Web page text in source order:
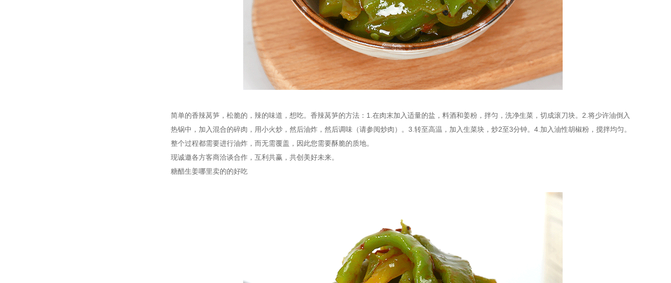
简单的香辣莴笋，松脆的，辣的味道，想吃。香辣莴笋的方法：1.在肉末加入适量的盐，料酒和姜粉，拌匀，洗净生菜，切成滚刀块。2.将少许油倒入
热锅中，加入混合的碎肉，用小火炒，然后油炸，然后调味（请参阅炒肉）。3.转至高温，加入生菜块，炒2至3分钟。4.加入油性胡椒粉，搅拌均匀。
整个过程都需要进行油炸，而无需覆盖，因此您需要酥脆的质地。
现诚邀各方客商洽谈合作，互利共赢，共创美好未来。
糖醋生姜哪里卖的的好吃